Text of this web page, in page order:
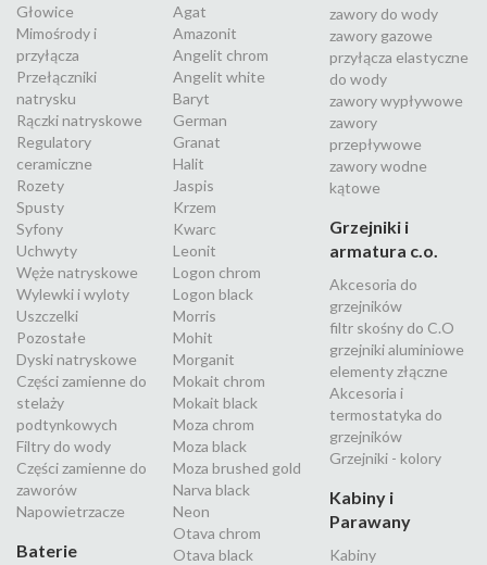
Głowice
Mimośrody i
przyłącza
Przełączniki
natrysku
Rączki natryskowe
Regulatory
ceramiczne
Rozety
Spusty
Syfony
Uchwyty
Węże natryskowe
Wylewki i wyloty
Uszczelki
Pozostałe
Dyski natryskowe
Części zamienne do
stelaży
podtynkowych
Filtry do wody
Części zamienne do
zaworów
Napowietrzacze
Baterie
Agat
Amazonit
Angelit chrom
Angelit white
Baryt
German
Granat
Halit
Jaspis
Krzem
Kwarc
Leonit
Logon chrom
Logon black
Morris
Mohit
Morganit
Mokait chrom
Mokait black
Moza chrom
Moza black
Moza brushed gold
Narva black
Neon
Otava chrom
Otava black
zawory do wody
zawory gazowe
przyłącza elastyczne
do wody
zawory wypływowe
zawory
przepływowe
zawory wodne
kątowe
Grzejniki i
armatura c.o.
Akcesoria do
grzejników
filtr skośny do C.O
grzejniki aluminiowe
elementy złączne
Akcesoria i
termostatyka do
grzejników
Grzejniki - kolory
Kabiny i
Parawany
Kabiny